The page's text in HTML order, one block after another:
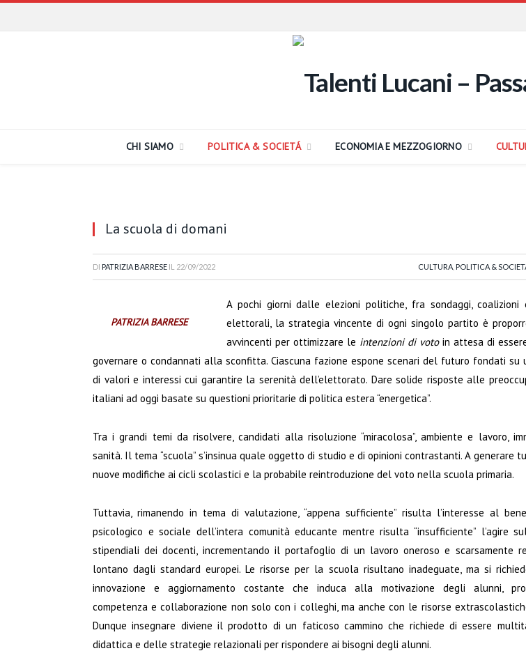
CHI SIAMO POLITICA & SOCIETÁ ECONOMIA E MEZZOGIORNO
La scuola di domani
DI PATRIZIA BARRESE IL 22/09/2022 CULTURA POLITICA &
PATRIZIA BARRESE
A pochi giorni dalle elezioni politiche, fra sondaggi, coalizioni
elettorali, la strategia vincente di ogni singolo partito è
avvincenti per ottimizzare le intenzioni di votoin attesa di
governare o condannati alla sconfitta. Ciascuna fazione espone scenari del futuro fondati su
di valori e interessi cui garantire la serenità dell’elettorato. Dare solide risposte alle
italiani ad oggi basate su questioni prioritarie di politica estera “energetica”.
Tra i grandi temi da risolvere, candidati alla risoluzione “miracolosa”, ambiente e lavoro,
sanità. Il tema “scuola” s’insinua quale oggetto di studio e di opinioni contrastanti. A generare
nuove modifiche ai cicli scolastici e la probabile reintroduzione del voto nella scuola primaria.
Tuttavia, rimanendo in tema di valutazione, “appena sufficiente” risulta l’interesse al
psicologico e sociale dell’intera comunità educante mentre risulta “insufficiente” l’agire
stipendiali dei docenti, incrementando il portafoglio di un lavoro oneroso e scarsamente
lontano dagli standard europei. Le risorse per la scuola risultano inadeguate, ma si
innovazione e aggiornamento costante che induca alla motivazione degli alunni,
competenza e collaborazione non solo con i colleghi, ma anche con le risorse
Dunque insegnare diviene il prodotto di un faticoso cammino che richiede di essere
didattica e delle strategie relazionali per rispondere ai bisogni degli alunni.